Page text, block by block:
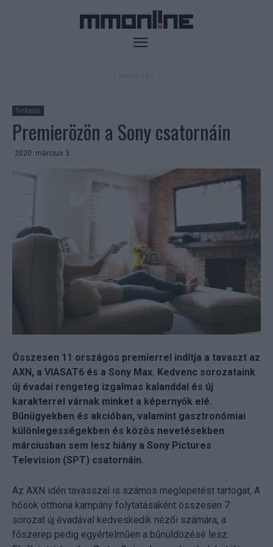
Tv/Rádió
Premierözön a Sony csatornáin
2020. március 3.
Összesen 11 országos premierrel indítja a tavaszt az
AXN, a VIASAT6 és a Sony Max. Kedvenc sorozataink
új évadai rengeteg izgalmas kalanddal és új
karakterrel várnak minket a képernyők elé.
Bűnügyekben és akcióban, valamint gasztronómiai
különlegességekben és közös nevetésekben
márciusban sem lesz hiány a Sony Pictures
Television (SPT) csatornáin.
Az AXN idén tavasszal is számos meglepetést tartogat, A
hősök otthona kampány folytatásaként összesen 7
sorozat új évadával kedveskedik nézői számára, a
főszerep pedig egyértelműen a bűnüldözésé lesz.